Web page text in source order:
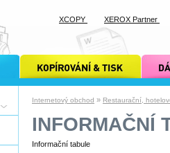
Internetový obchod » Restaurační,
INFORMAČNÍ
Informační tabule
kopírování a tisk xcopy dárkové
XCOPY XEROX Partner